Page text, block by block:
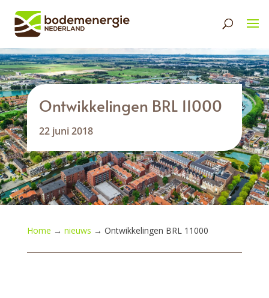
Ontwikkelingen BRL 11000
22 juni 2018
Home → nieuws → Ontwikkelingen BRL 11000